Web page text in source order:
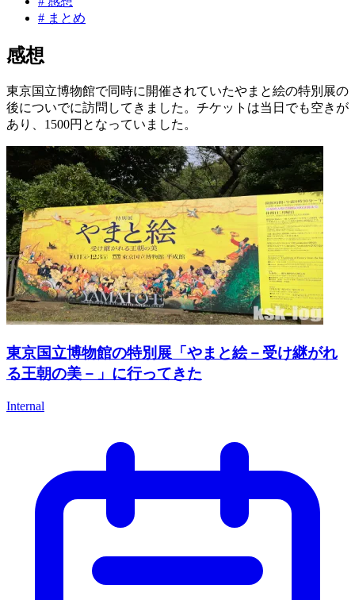
# まとめ
感想
東京国立博物館で同時に開催されていたやまと絵の特別展の
後についでに訪問してきました。チケットは当日でも空きが
あり、1500円となっていました。
東京国立博物館の特別展「やまと絵－受け継がれ
る王朝の美－」に行ってきた
Internal